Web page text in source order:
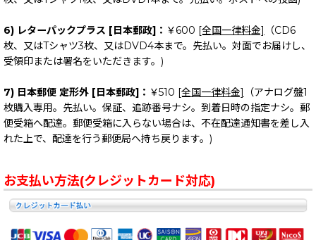
6) レターパックプラス [日本郵政]： ￥600 [全国一律料金]
（CD6
枚、又はTシャツ3枚、又はDVD4本まで。先払い。対面でお届けし、
受領印または署名をいただきます。)
7) 日本郵便 定形外 [日本郵政]： ￥510 [全国一律料金]
（アナログ盤1
枚購入専用。先払い。保証、追跡番号ナシ。到着日時の指定ナシ。郵
便受箱へ配達。郵便受箱に入らない場合は、不在配達通知書を差し入
れた上で、配達を行う郵便局へ持ち戻ります。)
お支払い方法(クレジットカード対応)